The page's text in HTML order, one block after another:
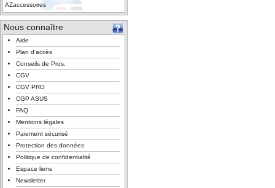
AZaccessoires
Nous connaître
Aide
Plan d'accès
Conseils de Pros.
CGV
CGV PRO
CGP ASUS
FAQ
Mentions légales
Paiement sécurisé
Protection des données
Politique de confidentialité
Espace liens
Newsletter